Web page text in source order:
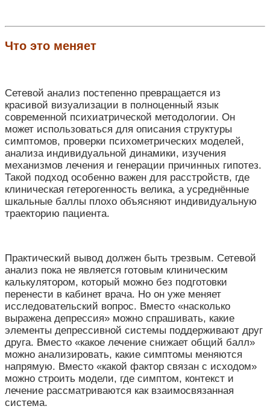
Что это меняет
Сетевой анализ постепенно превращается из
красивой визуализации в полноценный язык
современной психиатрической методологии. Он
может использоваться для описания структуры
симптомов, проверки психометрических моделей,
анализа индивидуальной динамики, изучения
механизмов лечения и генерации причинных гипотез.
Такой подход особенно важен для расстройств, где
клиническая гетерогенность велика, а усреднённые
шкальные баллы плохо объясняют индивидуальную
траекторию пациента.
Практический вывод должен быть трезвым. Сетевой
анализ пока не является готовым клиническим
калькулятором, который можно без подготовки
перенести в кабинет врача. Но он уже меняет
исследовательский вопрос. Вместо «насколько
выражена депрессия» можно спрашивать, какие
элементы депрессивной системы поддерживают друг
друга. Вместо «какое лечение снижает общий балл»
можно анализировать, какие симптомы меняются
напрямую. Вместо «какой фактор связан с исходом»
можно строить модели, где симптом, контекст и
лечение рассматриваются как взаимосвязанная
система.